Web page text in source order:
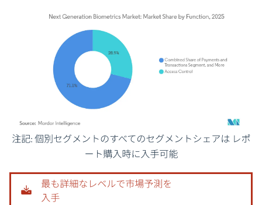
画像 © Mordor Intelligence。再利用にはCC BY 4.0の表示が必要です。